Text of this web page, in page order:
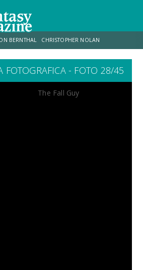
BERNTHAL CHRISTOPHER NOLAN
& GAMES ODISSEA CHRIS MCKENNA
FOTOGRAFICA - FOTO 28/45